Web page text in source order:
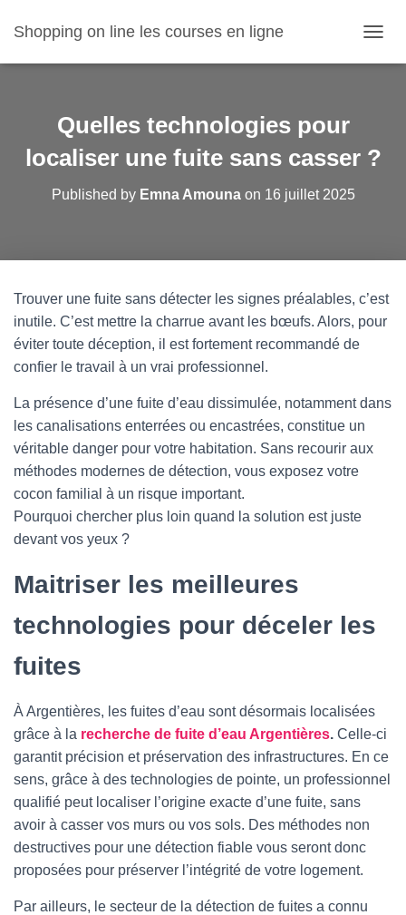
Shopping on line les courses en ligne
U
/
F
N
A
T
Quelles technologies pour
localiser une fuite sans casser ?
Published by Emna Amounaon 16 juillet 2025
Trouver une fuite sans détecter les signes préalables, c’est
inutile. C’est mettre la charrue avant les bœufs. Alors, pour
éviter toute déception, il est fortement recommandé de
confier le travail à un vrai professionnel.
La présence d’une fuite d’eau dissimulée, notamment dans
les canalisations enterrées ou encastrées, constitue un
véritable danger pour votre habitation. Sans recourir aux
méthodes modernes de détection, vous exposez votre
cocon familial à un risque important.
Pourquoi chercher plus loin quand la solution est juste
devant vos yeux ?
Maitriser les meilleures
technologies pour déceler les
fuites
À Argentières, les fuites d’eau sont désormais localisées
grâce à la recherche de fuite d’eau Argentières. Celle-ci
garantit précision et préservation des infrastructures. En ce
sens, grâce à des technologies de pointe, un professionnel
qualifié peut localiser l’origine exacte d’une fuite, sans
avoir à casser vos murs ou vos sols. Des méthodes non
destructives pour une détection fiable vous seront donc
proposées pour préserver l’intégrité de votre logement.
Par ailleurs, le secteur de la détection de fuites a connu